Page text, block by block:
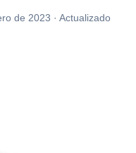
de 2023 · Actualizado